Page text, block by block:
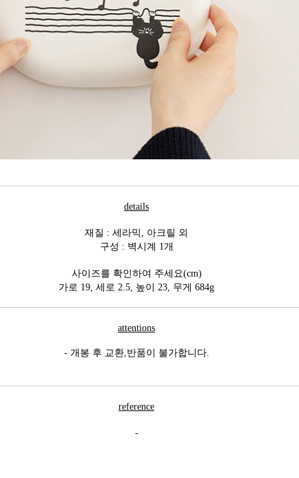
details
재질 : 세라믹, 아크릴 외
구성 : 벽시계 1개
사이즈를 확인하여 주세요(cm)
가로 19, 세로 2.5, 높이 23, 무게 684g
attentions
- 개봉 후 교환,반품이 불가합니다.
reference
-